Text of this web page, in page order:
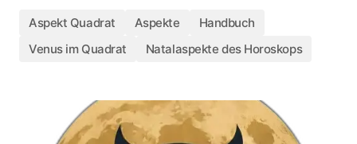
Aspekt Quadrat Aspekte
Handbuch
Venus im Quadrat
Natalaspekte des Horoskops